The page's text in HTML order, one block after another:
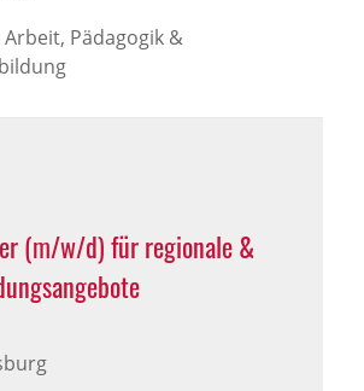
Arbeit, Pädagogik &
(m/w/d) für regionale &